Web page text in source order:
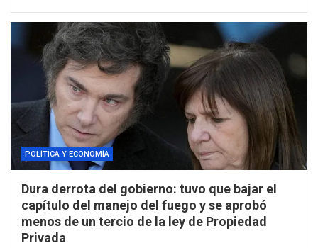
POLÍTICA Y ECONOMÍA
Dura derrota del gobierno: tuvo que bajar el
capítulo del manejo del fuego y se aprobó
menos de un tercio de la ley de Propiedad
Privada